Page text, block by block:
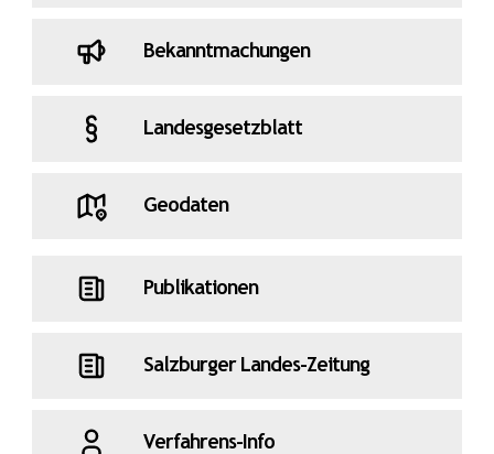
Bekanntmachungen
Landesgesetzblatt
Geodaten
Publikationen
Salzburger Landes-Zeitung
Verfahrens-Info